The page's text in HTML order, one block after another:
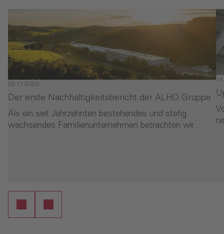
05.11.2025
Der erste Nachhaltigkeitsbericht der ALHO Gruppe
Als ein seit Jahrzehnten bestehendes und stetig
wachsendes Familienunternehmen betrachten wir…